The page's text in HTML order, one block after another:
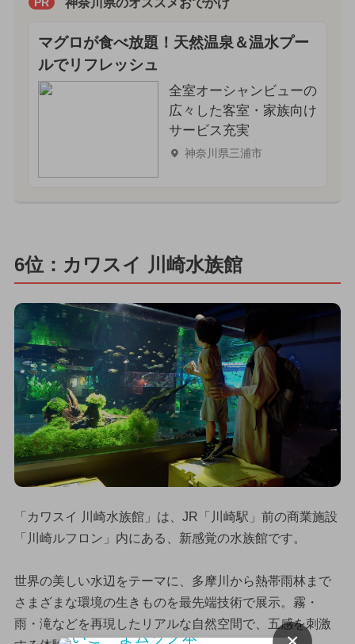
マグロが食べ放題！天然温泉＆温水プー
ルでリフレッシュ
全室オーシャンビューの
広々した客室・家族向け
サービス充実
神奈川県三浦市
6位：カワスイ 川崎水族館
「カワスイ 川崎水族館」は、JR「川崎駅」前の商業施設
「川崎ルフロン」内にある、新感覚の水族館です。
世界の美しい水辺をテーマに、多摩川から熱帯雨林まで
さまざまな環境の生きものを最先端技術で展示。霧・
雨・滝などを再現したリアルな自然空間で、五感を刺激